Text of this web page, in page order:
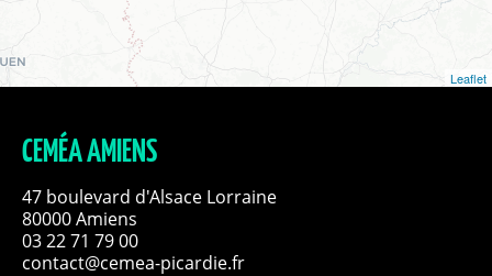
Leaflet
CEMÉA AMIENS
47 boulevard d'Alsace Lorraine
80000 Amiens
03 22 71 79 00
contact@cemea-picardie.fr